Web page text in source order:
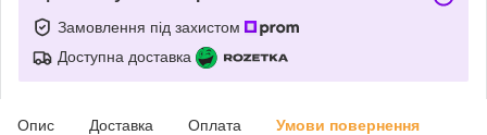
Замовлення під захистом
Доступна доставка
Опис Доставка Оплата Умови повернення